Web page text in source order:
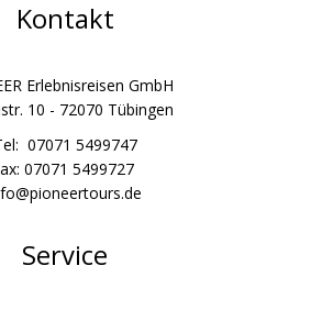
Kontakt
Erlebnisreisen GmbH
10 - 72070 Tübingen
07071 5499747
07071 5499727
Service